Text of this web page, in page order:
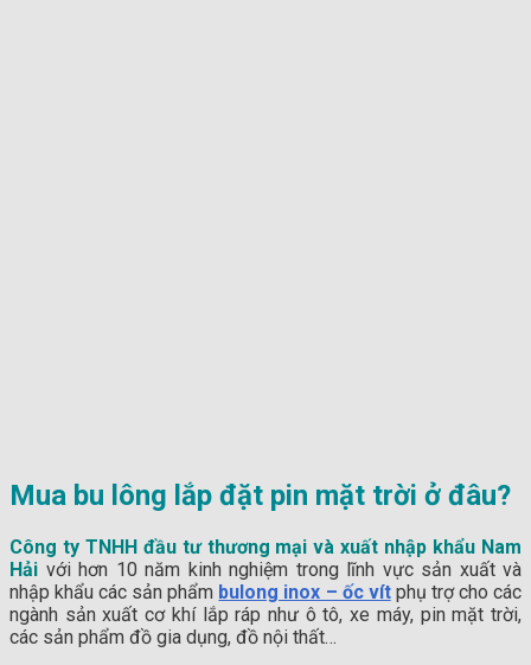
Mua bu lông lắp đặt pin mặt trời ở đâu?
Công ty TNHH đầu tư thương mại và xuất nhập khẩu Nam
Hải với hơn 10 năm kinh nghiệm trong lĩnh vực sản xuất và
nhập khẩu các sản phẩm bulong inox – ốc vítphụ trợ cho các
ngành sản xuất cơ khí lắp ráp như ô tô, xe máy, pin mặt trời,
các sản phẩm đồ gia dụng, đồ nội thất…